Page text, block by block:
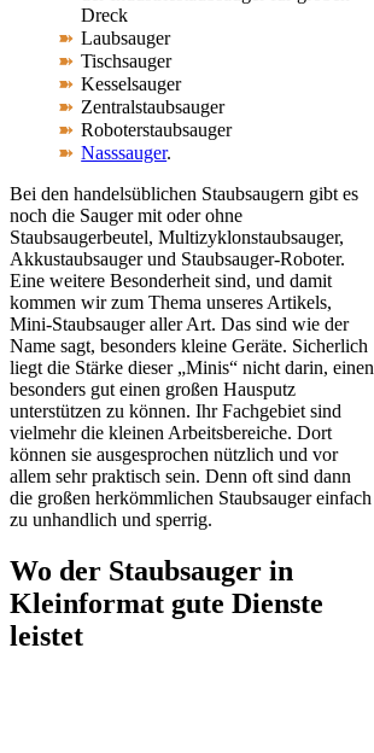
Dreck
Laubsauger
Tischsauger
Kesselsauger
Zentralstaubsauger
Roboterstaubsauger
Nasssauger.
Bei den handelsüblichen Staubsaugern gibt es
noch die Sauger mit oder ohne
Staubsaugerbeutel, Multizyklonstaubsauger,
Akkustaubsauger und Staubsauger-Roboter.
Eine weitere Besonderheit sind, und damit
kommen wir zum Thema unseres Artikels,
Mini-Staubsauger aller Art. Das sind wie der
Name sagt, besonders kleine Geräte. Sicherlich
liegt die Stärke dieser „Minis“ nicht darin, einen
besonders gut einen großen Hausputz
unterstützen zu können. Ihr Fachgebiet sind
vielmehr die kleinen Arbeitsbereiche. Dort
können sie ausgesprochen nützlich und vor
allem sehr praktisch sein. Denn oft sind dann
die großen herkömmlichen Staubsauger einfach
zu unhandlich und sperrig.
Wo der Staubsauger in
Kleinformat gute Dienste
leistet